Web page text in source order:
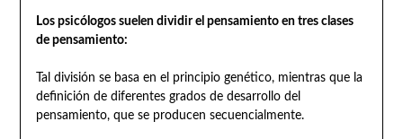
Los psicólogos suelen dividir el pensamiento en tres clases
de pensamiento:
Tal división se basa en el principio genético, mientras que la
definición de diferentes grados de desarrollo del
pensamiento, que se producen secuencialmente.